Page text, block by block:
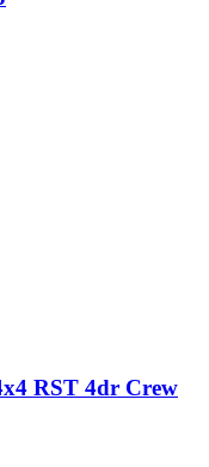
RST 4dr Crew